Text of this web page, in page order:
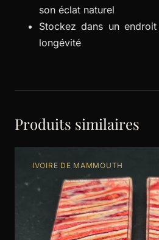
son éclat naturel
Stockez dans un
longévité
Produits similaires
IVOIRE DE MAMMOUTH